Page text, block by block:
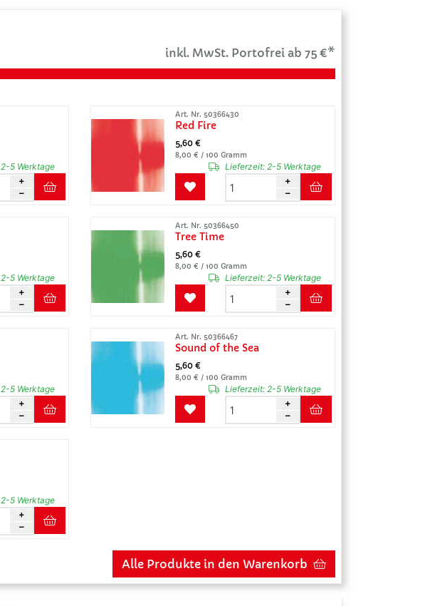
inkl. MwSt. Portofrei ab 75 €*
2-5 Werktage
Art. Nr. 50366430
Red Fire
5,60 €
8,00 € / 100 Gramm
Lieferzeit: 2-5 Werktage
2-5 Werktage
Art. Nr. 50366450
Tree Time
5,60 €
8,00 € / 100 Gramm
Lieferzeit: 2-5 Werktage
2-5 Werktage
Art. Nr. 50366467
Sound of the Sea
5,60 €
8,00 € / 100 Gramm
Lieferzeit: 2-5 Werktage
2-5 Werktage
Alle Produkte in den Warenkorb